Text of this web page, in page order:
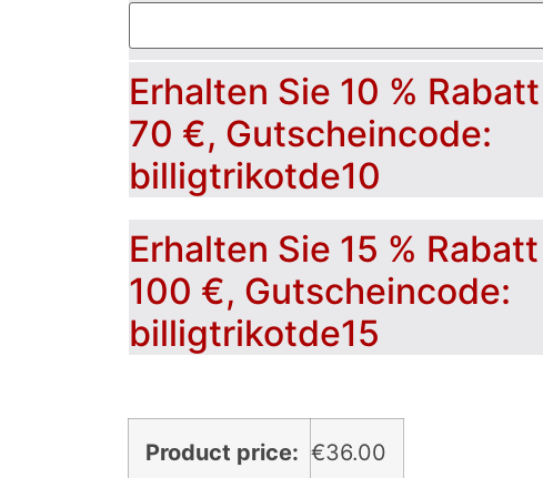
Erhalten Sie 10 %
70 €, Gutscheincode:
billigtrikotde10
Erhalten Sie 15 %
100 €, Gutscheincode:
billigtrikotde15
Product price: €36.00